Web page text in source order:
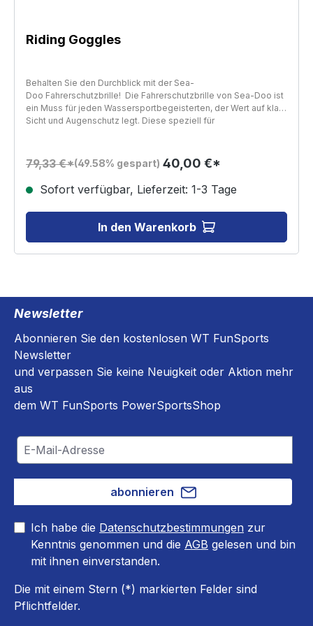
Riding Goggles
Behalten Sie den Durchblick mit der Sea-
Doo Fahrerschutzbrille! Die Fahrerschutzbrille von Sea-Doo ist
ein Muss für jeden Wassersportbegeisterten, der Wert auf klare
Sicht und Augenschutz legt. Diese speziell für
Dichtung maximalen Komfort und Schutz. Die innen Anti-Fog-
beschichteten und kratzfesten Gläser garantieren jederzeit
eine klare und ungetrübte Sicht. Mit ihrem verspiegelten Design
bieten sie nicht nur eine genaue Sicht auf das Wasser, sondern
Wassersport Die Schutzbrille verfügt über eine innovative
Goggle-to-PFD Befestigungskordel, die sicherstellt, dass die
Brille nicht im Wasser verloren geht. Diese Funktion ist
eine einfache und effektive Befestigung ermöglicht. Die Größe
der Brille kann individuell angepasst werden, um eine optimale
Passform zu gewährleisten​.
79,33 €*(49.58% gespart) 40,00 €*
Sofort verfügbar, Lieferzeit: 1-3 Tage
In den Warenkorb
Newsletter
Abonnieren Sie den kostenlosen WT FunSports
Newsletter
und verpassen Sie keine Neuigkeit oder Aktion mehr
aus
dem WT FunSports PowerSportsShop
abonnieren
Ich habe die Datenschutzbestimmungen zur
Kenntnis genommen und die AGB gelesen und bin
mit ihnen einverstanden.
Die mit einem Stern (*) markierten Felder sind
Pflichtfelder.